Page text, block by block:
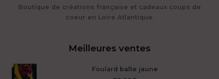
Boutique de créations française et cadeaux coups de
coeur en Loire Atlantique.
Meilleures ventes
Foulard balte jaune